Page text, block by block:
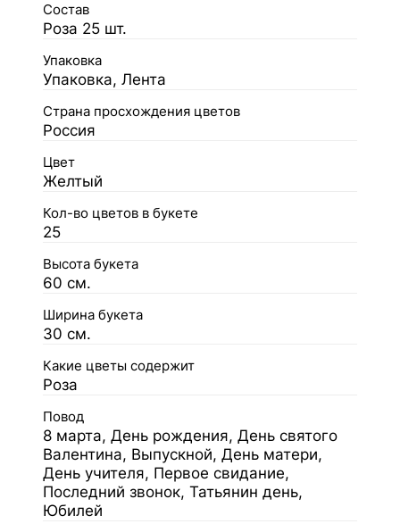
Состав
Роза 25 шт.
Упаковка
Упаковка, Лента
Страна просхождения цветов
Россия
Цвет
Желтый
Кол-во цветов в букете
25
Высота букета
60 см.
Ширина букета
30 см.
Какие цветы содержит
Роза
Повод
8 марта, День рождения, День святого
Валентина, Выпускной, День матери,
День учителя, Первое свидание,
Последний звонок, Татьянин день,
Юбилей